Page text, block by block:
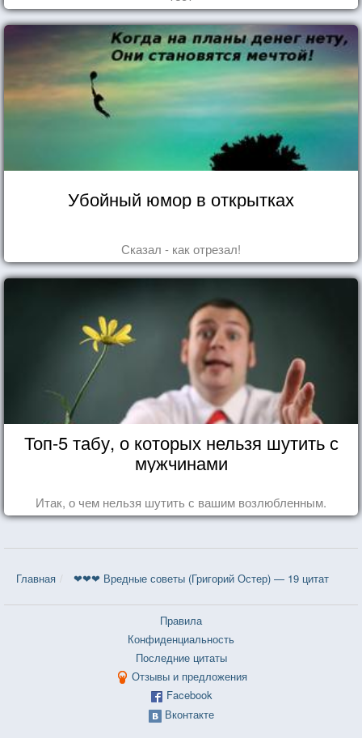
Убойный юмор в открытках
Сказал - как отрезал!
Топ-5 табу, о которых нельзя шутить с
мужчинами
Итак, о чем нельзя шутить с вашим возлюбленным.
Главная ❤❤❤ Вредные советы (Григорий Остер) — 19 цитат
Правила
Конфиденциальность
Последние цитаты
Отзывы и предложения
Facebook
Вконтакте